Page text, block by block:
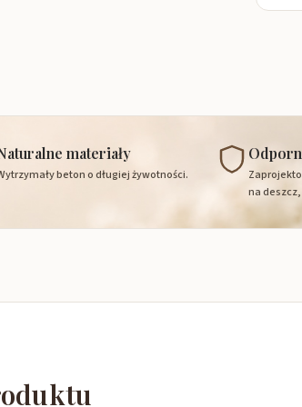
materiały
beton o długiej żywotności.
na